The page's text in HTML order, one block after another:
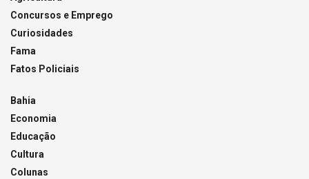
Concursos e Emprego
Curiosidades
Fama
Fatos Policiais
Bahia
Economia
Educação
Cultura
Colunas